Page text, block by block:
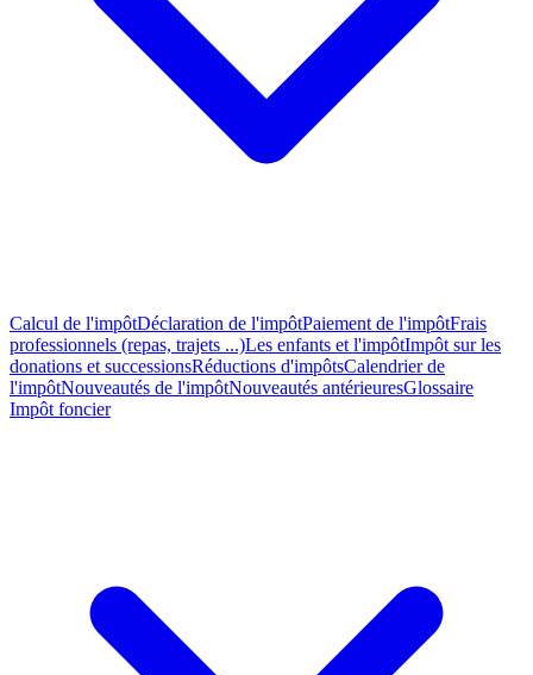
Calcul de l'impôtDéclaration de l'impôtPaiement de l'impôtFrais
professionnels (repas, trajets ...)Les enfants et l'impôtImpôt sur les
donations et successionsRéductions d'impôtsCalendrier de
l'impôtNouveautés de l'impôtNouveautés antérieuresGlossaire
Impôt foncier